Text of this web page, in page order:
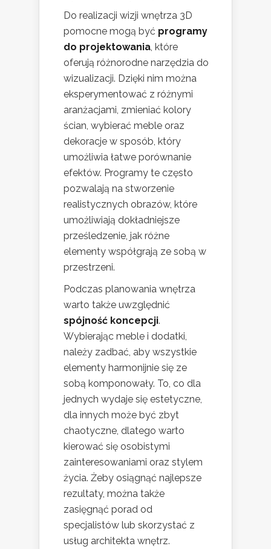
Do realizacji wizji wnętrza 3D
pomocne mogą być programy
do projektowania , które
oferują różnorodne narzędzia do
wizualizacji. Dzięki nim można
eksperymentować z różnymi
aranżacjami, zmieniać kolory
ścian, wybierać meble oraz
dekoracje w sposób, który
umożliwia łatwe porównanie
efektów. Programy te często
pozwalają na stworzenie
realistycznych obrazów, które
umożliwiają dokładniejsze
prześledzenie, jak różne
elementy współgrają ze sobą w
przestrzeni.
Podczas planowania wnętrza
warto także uwzględnić
spójność koncepcji.
Wybierając meble i dodatki,
należy zadbać, aby wszystkie
elementy harmonijnie się ze
sobą komponowały. To, co dla
jednych wydaje się estetyczne,
dla innych może być zbyt
chaotyczne, dlatego warto
kierować się osobistymi
zainteresowaniami oraz stylem
życia. Żeby osiągnąć najlepsze
rezultaty, można także
zasięgnąć porad od
specjalistów lub skorzystać z
usług architekta wnętrz.